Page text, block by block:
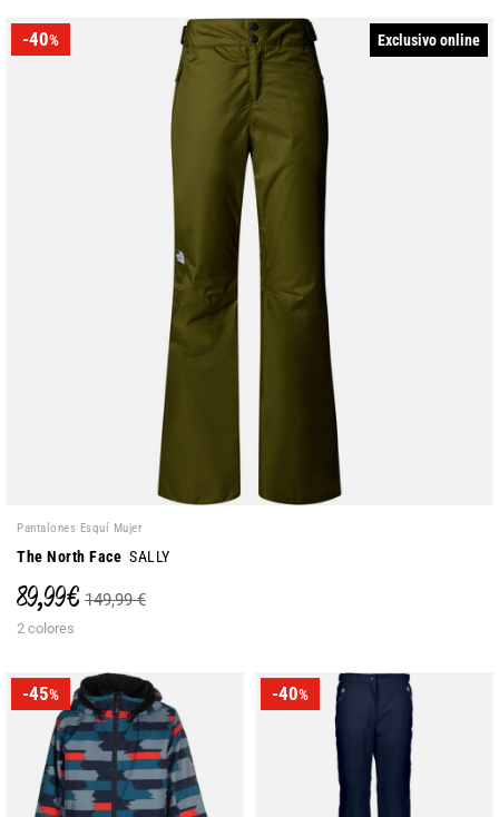
-40% Exclusivo online
Pantalones Esquí Mujer
The North Face SALLY
89,99 € 149,99 €
2 colores
-45% -40%